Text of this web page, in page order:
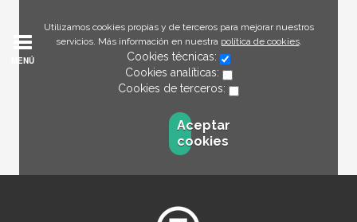
Utilizamos cookies propias y de terceros para mejorar nuestros
servicios. Más información en nuestra política de cookies.
Cookies técnicas:
Cookies analíticas:
Cookies de terceros:
Aceptar
cookies
MENÚ